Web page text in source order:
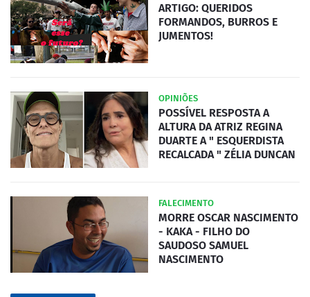
ARTIGO: QUERIDOS
FORMANDOS, BURROS E
JUMENTOS!
OPINIÕES
POSSÍVEL RESPOSTA A
ALTURA DA ATRIZ REGINA
DUARTE A " ESQUERDISTA
RECALCADA " ZÉLIA DUNCAN
FALECIMENTO
MORRE OSCAR NASCIMENTO
- KAKA - FILHO DO
SAUDOSO SAMUEL
NASCIMENTO